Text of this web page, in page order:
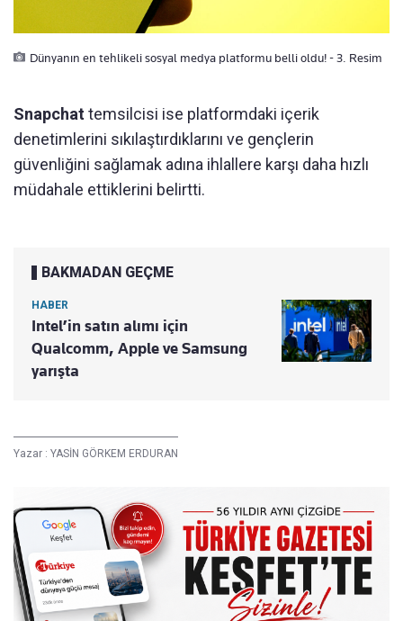
Dünyanın en tehlikeli sosyal medya platformu belli oldu! - 3. Resim
Snapchattemsilcisi ise platformdaki içerik
denetimlerini sıkılaştırdıklarını ve gençlerin
güvenliğini sağlamak adına ihlallere karşı daha hızlı
müdahale ettiklerini belirtti.
BAKMADAN GEÇME
HABER
Intel’in satın alımı için
Qualcomm, Apple ve Samsung
yarışta
Yazar : YASİN GÖRKEM ERDURAN